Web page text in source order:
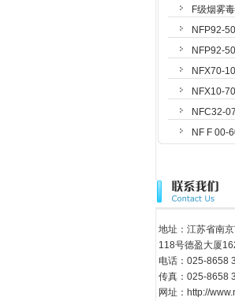
地址：江苏省南
118号德盈大厦
电话：025-8658
传真：025-8658
网址：http://
F级烟雾
NFP92-
NFP92-
NFX70-
NFX10-
NFC32-
NF F 00-